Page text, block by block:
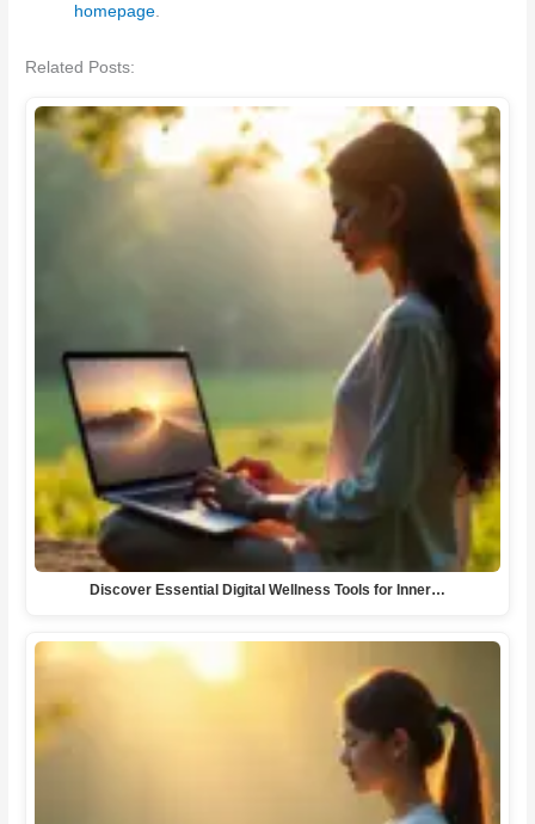
homepage
Related Posts:
Discover Essential Digital Wellness Tools for Inner…